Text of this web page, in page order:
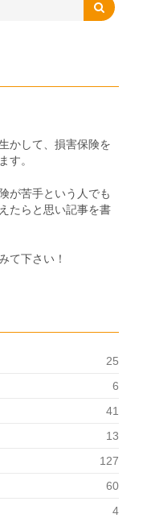
かして、損害保険を
す。
が苦手という人でも
たらと思い記事を書
て下さい！
25
6
41
13
127
60
4